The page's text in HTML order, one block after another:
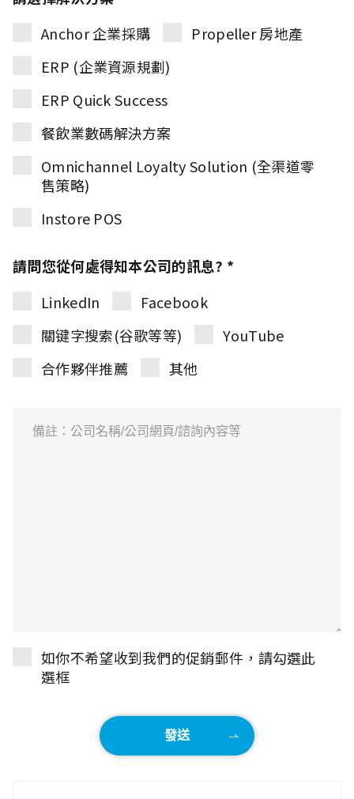
Anchor 企業採購
Propeller 房地產
ERP (企業資源規劃)
ERP Quick Success
餐飲業數碼解決方案
Omnichannel Loyalty Solution (全渠道零
售策略)
Instore POS
請問您從何處得知本公司的訊息? *
LinkedIn
Facebook
關键字搜索(谷歌等等)
YouTube
合作夥伴推薦
其他
如你不希望收到我們的促銷郵件，請勾選此
選框